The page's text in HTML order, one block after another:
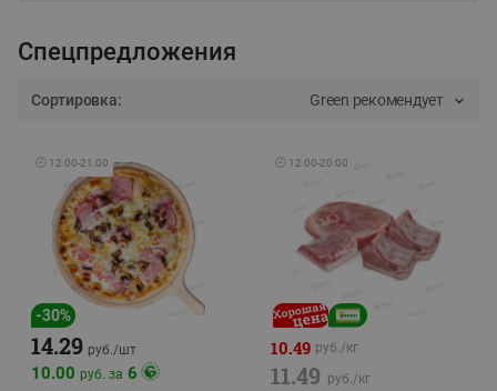
Спецпредложения
Сортировка: Green рекомендует
🕘 12:00-21:00
-30%
14.29 руб./шт
10.00 руб. за 6
🕘 12:00-20:00
10.49 руб./кг
11.49 руб./кг